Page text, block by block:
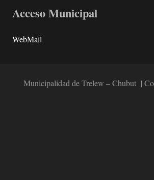
Acceso Municipal
WebMail
Municipalidad de Trelew – Chubut |